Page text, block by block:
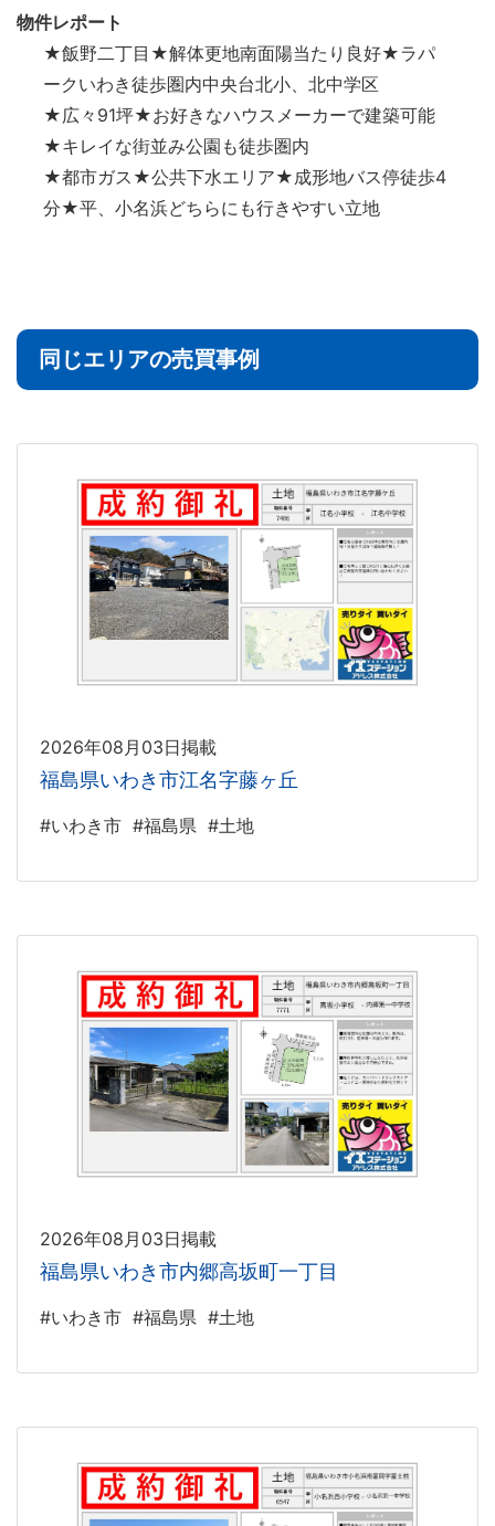
物件レポート
★飯野二丁目★解体更地南面陽当たり良好★ラパ
ークいわき徒歩圏内中央台北小、北中学区
★広々91坪★お好きなハウスメーカーで建築可能
★キレイな街並み公園も徒歩圏内
★都市ガス★公共下水エリア★成形地バス停徒歩4
分★平、小名浜どちらにも行きやすい立地
同じエリアの売買事例
2026年08月03日掲載
福島県いわき市江名字藤ヶ丘
#いわき市 #福島県 #土地
2026年08月03日掲載
福島県いわき市内郷高坂町一丁目
#いわき市 #福島県 #土地